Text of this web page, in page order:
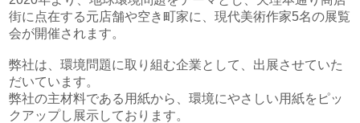
街に点在する元店舗や空き町家に、現代美術作家5名の展覧
会が開催されます。
弊社は、環境問題に取り組む企業として、出展させていた
だいています。
弊社の主材料である用紙から、環境にやさしい用紙をピッ
クアップし展示しております。